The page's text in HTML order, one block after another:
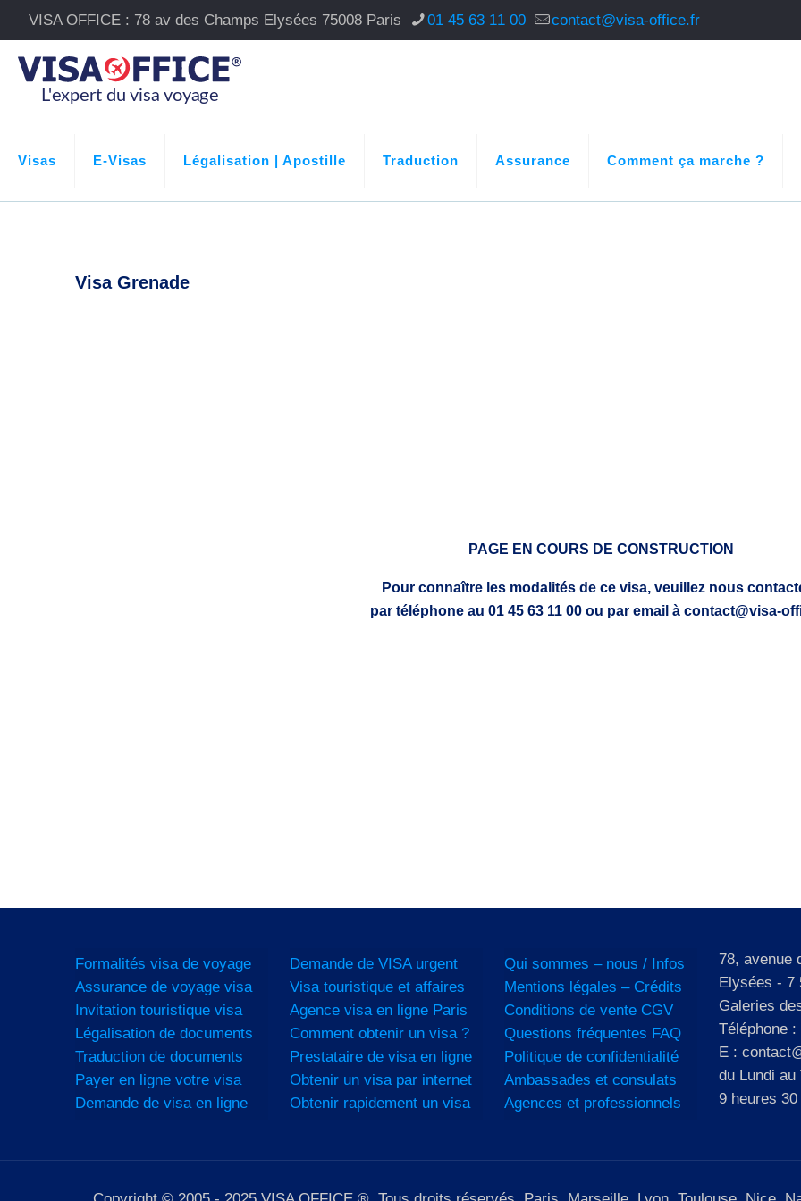
VISA OFFICE : 78 av des Champs Elysées 75008 Paris 01 45 63 11 00 contact@visa-office.fr
Visas E-Visas Légalisation | Apostille Traduction Assurance Comment ça marche ?
Visa Grenade
PAGE EN COURS DE CONSTRUCTION
Pour connaître les modalités de ce visa, veuillez nous
par téléphone au 01 45 63 11 00 ou par email à contact@visa-
Formalités visa de voyage
Assurance de voyage visa
Invitation touristique visa
Légalisation de documents
Traduction de documents
Payer en ligne votre visa
Demande de visa en ligne
Demande de VISA urgent
Visa touristique et affaires
Agence visa en ligne Paris
Comment obtenir un visa ?
Prestataire de visa en ligne
Obtenir un visa par internet
Obtenir rapidement un visa
Qui sommes – nous / Infos
Mentions légales – Crédits
Conditions de vente CGV
Questions fréquentes FAQ
Politique de confidentialité
Ambassades et consulats
Agences et professionnels
78, avenue
Elysées - 7
Galeries
Téléphone :
E :
du Lundi au
9 heures